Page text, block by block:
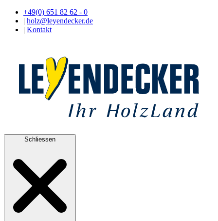
+49(0) 651 82 62 - 0
| holz@leyendecker.de
| Kontakt
Schliessen